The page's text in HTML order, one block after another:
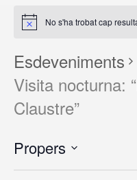
No s'ha trobat cap
Esdeveniments
Visita nocturna:
Claustre”
Propers
selecciona